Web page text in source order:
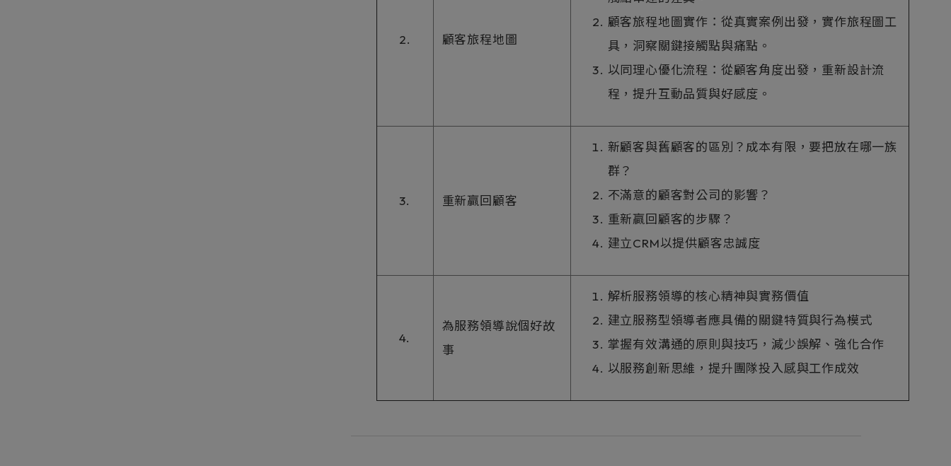
2. 顧客旅程地圖
顧客旅程地圖實作：從真實案例出發，實作旅程圖工
具，洞察關鍵接觸點與痛點。
以同理心優化流程：從顧客角度出發，重新設計流
程，提升互動品質與好感度。
3. 重新贏回顧客
新顧客與舊顧客的區別？成本有限，要把放在哪一族
群？
不滿意的顧客對公司的影響？
重新贏回顧客的步驟？
建立CRM以提供顧客忠誠度
4.
為服務領導說個好故
事
解析服務領導的核心精神與實務價值
建立服務型領導者應具備的關鍵特質與行為模式
掌握有效溝通的原則與技巧，減少誤解、強化合作
以服務創新思維，提升團隊投入感與工作成效